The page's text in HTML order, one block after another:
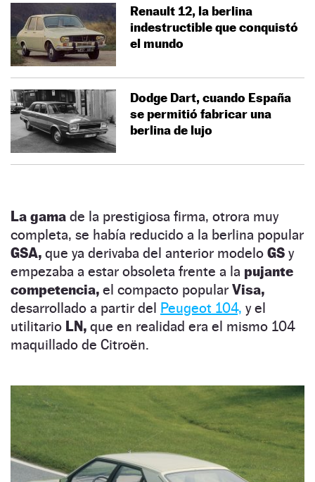
Renault 12, la berlina
indestructible que conquistó
el mundo
Dodge Dart, cuando España
se permitió fabricar una
berlina de lujo
La gama de la prestigiosa firma, otrora muy
completa, se había reducido a la berlina popular
GSA, que ya derivaba del anterior modelo GS y
empezaba a estar obsoleta frente a la pujante
competencia, el compacto popular Visa,
desarrollado a partir del Peugeot 104, y el
utilitario LN, que en realidad era el mismo 104
maquillado de Citroën.